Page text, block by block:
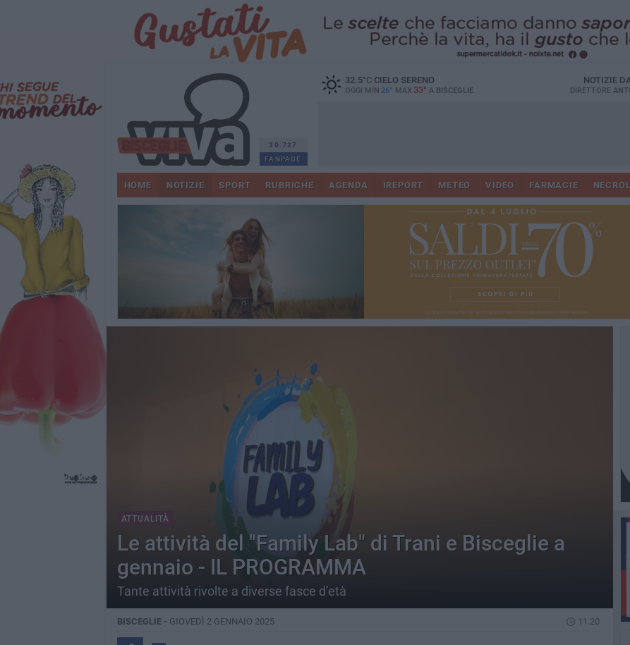
30.727
FANPAGE
32.5°CCIELO SERENO
OGGI MIN 26° MAX 33° A BISCEGLIE
NOTIZIE
DIRETTORE
HOME NOTIZIE SPORT RUBRICHE AGENDA IREPORT METEO VIDEO FARMACIE
ATTUALITÀ
Le attività del "Family Lab" di Trani e Bisceglie a
gennaio - IL PROGRAMMA
Tante attività rivolte a diverse fasce d’età
BISCEGLIE - GIOVEDÌ 2 GENNAIO 2025 11.20